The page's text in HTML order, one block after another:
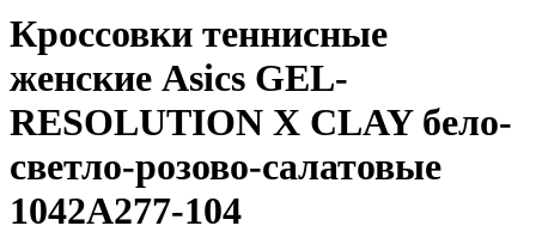
Кроссовки теннисные
женские Asics GEL-
RESOLUTION X CLAY бело-
светло-розово-салатовые
1042A277-104